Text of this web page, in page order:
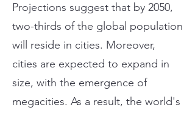
Projections suggest that by 2050,
two-thirds of the global population
will reside in cities. Moreover,
cities are expected to expand in
size, with the emergence of
megacities. As a result, the world's